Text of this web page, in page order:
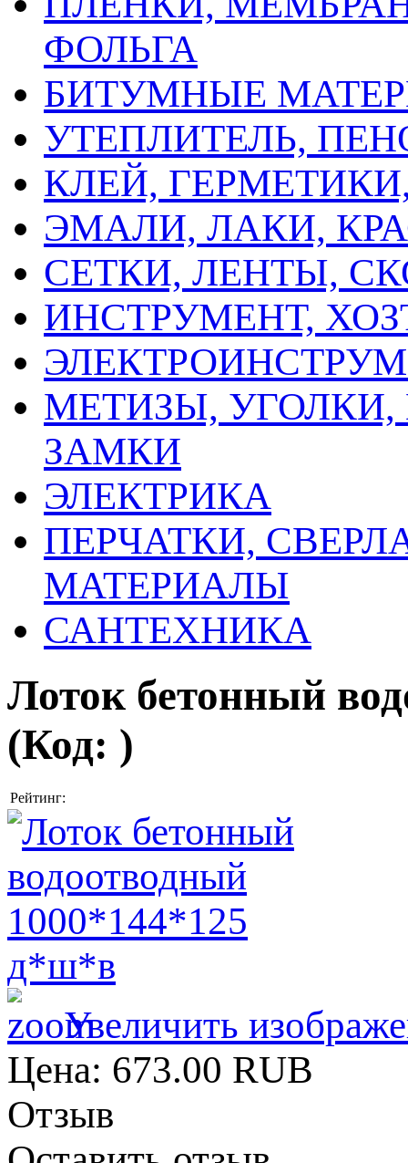
ФОЛЬГА
БИТУМНЫЕ
УТЕПЛИТЕЛЬ,
КЛЕЙ,
ЭМАЛИ, ЛАКИ,
СЕТКИ, ЛЕНТЫ,
ИНСТРУМЕНТ,
МЕТИЗЫ, УГОЛКИ,
ЗАМКИ
ЭЛЕКТРИКА
ПЕРЧАТКИ,
МАТЕРИАЛЫ
САНТЕХНИКА
Лоток бетонный
(Код: )
Рейтинг:
Увеличить
Цена: 673.00 RUB
Отзыв